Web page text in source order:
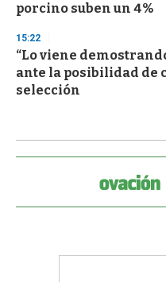
porcino suben un 4%
15:22
“Lo viene
ante la posibilidad de
selección